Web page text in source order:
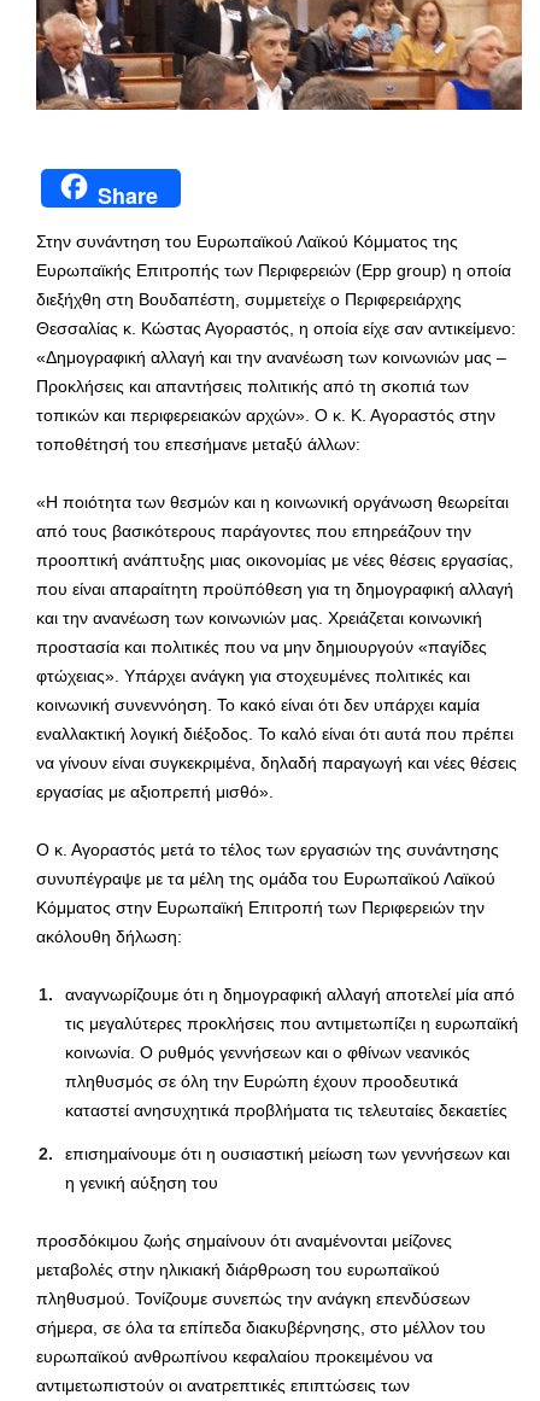
Share
Στην συνάντηση του Ευρωπαϊκού Λαϊκού Κόμματος της
Ευρωπαϊκής Επιτροπής των Περιφερειών (Epp group) η οποία
διεξήχθη στη Βουδαπέστη, συμμετείχε ο Περιφερειάρχης
Θεσσαλίας κ. Κώστας Αγοραστός, η οποία είχε σαν αντικείμενο:
«Δημογραφική αλλαγή και την ανανέωση των κοινωνιών μας –
Προκλήσεις και απαντήσεις πολιτικής από τη σκοπιά των
τοπικών και περιφερειακών αρχών». Ο κ. Κ. Αγοραστός στην
τοποθέτησή του επεσήμανε μεταξύ άλλων:
«Η ποιότητα των θεσμών και η κοινωνική οργάνωση θεωρείται
από τους βασικότερους παράγοντες που επηρεάζουν την
προοπτική ανάπτυξης μιας οικονομίας με νέες θέσεις εργασίας,
που είναι απαραίτητη προϋπόθεση για τη δημογραφική αλλαγή
και την ανανέωση των κοινωνιών μας. Χρειάζεται κοινωνική
προστασία και πολιτικές που να μην δημιουργούν «παγίδες
φτώχειας». Υπάρχει ανάγκη για στοχευμένες πολιτικές και
κοινωνική συνεννόηση. Το κακό είναι ότι δεν υπάρχει καμία
εναλλακτική λογική διέξοδος. Το καλό είναι ότι αυτά που πρέπει
να γίνουν είναι συγκεκριμένα, δηλαδή παραγωγή και νέες θέσεις
εργασίας με αξιοπρεπή μισθό».
Ο κ. Αγοραστός μετά το τέλος των εργασιών της συνάντησης
συνυπέγραψε με τα μέλη της ομάδα του Ευρωπαϊκού Λαϊκού
Κόμματος στην Ευρωπαϊκή Επιτροπή των Περιφερειών την
ακόλουθη δήλωση:
αναγνωρίζουμε ότι η δημογραφική αλλαγή αποτελεί μία από
τις μεγαλύτερες προκλήσεις που αντιμετωπίζει η ευρωπαϊκή
κοινωνία. Ο ρυθμός γεννήσεων και ο φθίνων νεανικός
πληθυσμός σε όλη την Ευρώπη έχουν προοδευτικά
καταστεί ανησυχητικά προβλήματα τις τελευταίες δεκαετίες
επισημαίνουμε ότι η ουσιαστική μείωση των γεννήσεων και
η γενική αύξηση του
προσδόκιμου ζωής σημαίνουν ότι αναμένονται μείζονες
μεταβολές στην ηλικιακή διάρθρωση του ευρωπαϊκού
πληθυσμού. Τονίζουμε συνεπώς την ανάγκη επενδύσεων
σήμερα, σε όλα τα επίπεδα διακυβέρνησης, στο μέλλον του
ευρωπαϊκού ανθρωπίνου κεφαλαίου προκειμένου να
αντιμετωπιστούν οι ανατρεπτικές επιπτώσεις των